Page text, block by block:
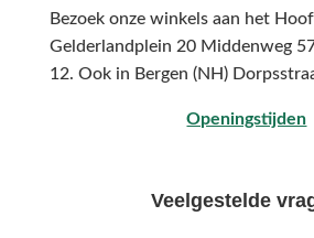
Bezoek onze winkels aan het
Gelderlandplein 20 Middenweg
12. Ook in Bergen (NH)
Openingstijden
Veelgestelde